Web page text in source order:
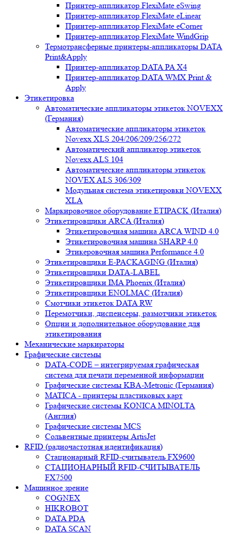
Принтер-аппликатор FlexiMate eSwing
Принтер-аппликатор FlexiMate eLinear
Принтер-аппликатор FlexiMate eCorner
Принтер-аппликатор FlexiMate WindGrip
Термотрансферные принтеры-аппликаторы DATA
Print&Apply
Принтер-аппликатор DATA PA Х4
Принтер-аппликатор DATA WMX Print &
Apply
Этикетировка
Автоматические аппликаторы этикеток NOVEXX
(Германия)
Автоматические аппликаторы этикеток
Novexx XLS 204/206/209/256/272
Автоматический аппликатор этикеток
Novexx ALS 104
Автоматические аппликаторы этикеток
NOVEX ALS 306/309
Модульная система этикетировки NOVEXX
XLA
Маркировочное оборудование ETIPACK (Италия)
Этикетировщики ARCA (Италия)
Этикетировочная машина ARCA WIND 4.0
Этикетировочная машина SHARP 4.0
Этикеровочная машина Performance 4.0
Этикетировщики E-PACKAGING (Италия)
Этикетировщики DATA-LABEL
Этикетировщики IMA Phoenix (Италия)
Этикетировщики ENOLMAC (Италия)
Смотчики этикеток DATA RW
Перемотчики, диспенсеры, размотчики этикеток
Опции и дополнительное оборудование для
этикетирования
Механические маркираторы
Графические системы
DATA-CODE – интегрируемая графическая
система для печати переменной информации
Графические системы KBA-Metronic (Германия)
MATICA - принтеры пластиковых карт
Графические системы KONICA MINOLTA
(Англия)
Графические системы MCS
Сольвентные принтеры ArtisJet
RFID (радиочастотная идентификация)
Стационарный RFID-считыватель FX9600
СТАЦИОНАРНЫЙ RFID-СЧИТЫВАТЕЛЬ
FX7500
Машинное зрение
COGNEX
HIKROBOT
DATA PDA
DATA SCAN